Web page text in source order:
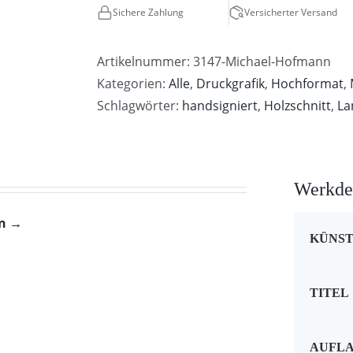
Sichere Zahlung Versicherter Versand
Artikelnummer:3147-Michael-Hofmann
Kategorien:Alle, Druckgrafik, Hochformat,
Schlagwörter: handsigniert, Holzschnitt,
→
TITEL